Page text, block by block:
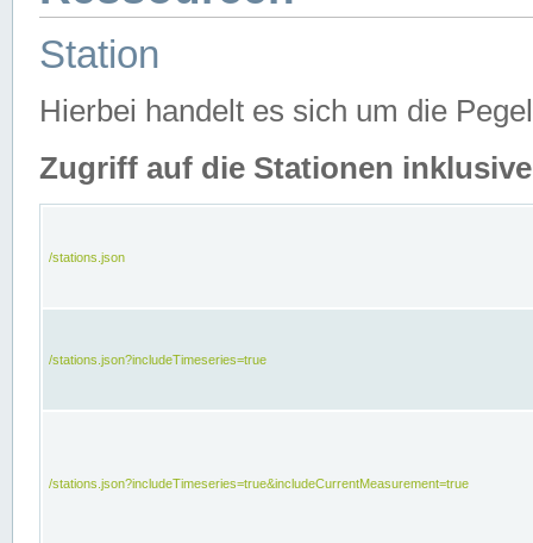
Station
Hierbei handelt es sich um die
Zugriff auf die Stationen
/stations.json
/stations.json?includeTimeseries=true
/stations.json?includeTimeseries=true&includeCurrentMeasurement=true